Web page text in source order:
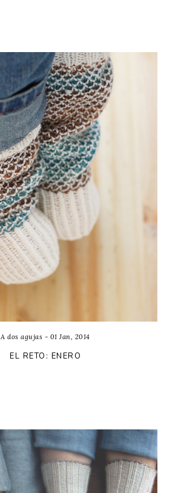
A dos agujas - 01 Jan, 2014
EL RETO: ENERO